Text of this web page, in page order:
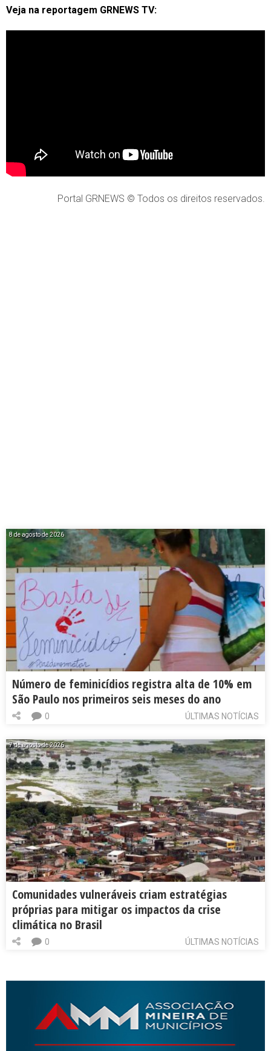
Veja na reportagem GRNEWS TV:
Portal GRNEWS © Todos os direitos reservados.
8 de agosto de 2026
Número de feminicídios registra alta de 10% em
São Paulo nos primeiros seis meses do ano
ÚLTIMAS NOTÍCIAS
0
7 de agosto de 2026
Comunidades vulneráveis criam estratégias
próprias para mitigar os impactos da crise
climática no Brasil
ÚLTIMAS NOTÍCIAS
0